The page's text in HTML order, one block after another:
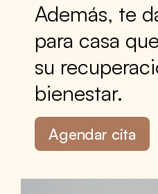
Además, te
para casa
su
bienestar.
Agendar cita